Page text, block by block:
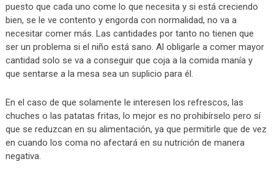
puesto que cada uno come lo que necesita y si está creciendo
bien, se le ve contento y engorda con normalidad, no va a
necesitar comer más. Las cantidades por tanto no tienen que
ser un problema si el niño está sano. Al obligarle a comer mayor
cantidad solo se va a conseguir que coja a la comida manía y
que sentarse a la mesa sea un suplicio para él.
En el caso de que solamente le interesen los refrescos, las
chuches o las patatas fritas, lo mejor es no prohibírselo pero sí
que se reduzcan en su alimentación, ya que permitirle que de vez
en cuando los coma no afectará en su nutrición de manera
negativa.